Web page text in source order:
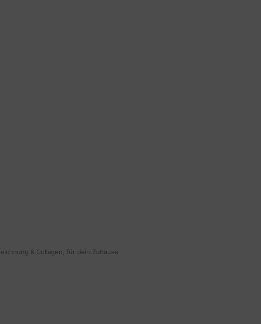
& Collagen, für dein Zuhause